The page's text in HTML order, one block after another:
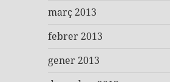
març 2013
febrer 2013
gener 2013